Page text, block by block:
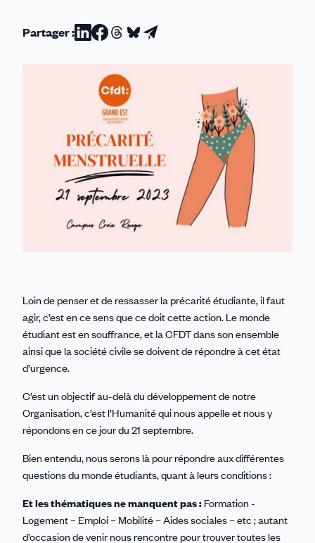
Partager :Partager
Linkedin
Partager
Facebook
Partager
Threads
Partager
Bluesky
Partager
Loin de penser et de ressasser la précarité étudiante, il faut
agir, c’est en ce sens que ce doit cette action. Le monde
étudiant est en souffrance, et la CFDT dans son ensemble
ainsi que la société civile se doivent de répondre à cet état
d’urgence.
C’est un objectif au-delà du développement de notre
Organisation, c’est l’Humanité qui nous appelle et nous y
répondons en ce jour du 21 septembre.
Bien entendu, nous serons là pour répondre aux différentes
questions du monde étudiants, quant à leurs conditions :
Et les thématiques ne manquent pas : Formation -
Logement – Emploi – Mobilité – Aides sociales – etc ; autant
d’occasion de venir nous rencontre pour trouver toutes les